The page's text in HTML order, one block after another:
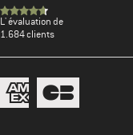
L' évaluation de
1.684 clients